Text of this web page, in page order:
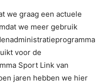
we graag een actuele
we meer gebruik
voor de
Sport Link van
jaren hebben we hier